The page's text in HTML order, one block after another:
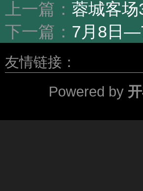
上一篇： 蓉城客场
下一篇： 7月8日
友情链接：
Powered by